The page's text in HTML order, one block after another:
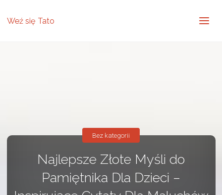
Weź się Tato
Najlepsze Złote Myśli do
Pamiętnika Dla Dzieci –
Bez kategorii